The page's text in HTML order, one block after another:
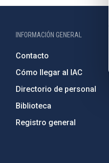
INFORMACIÓN GENERAL
Contacto
Cómo llegar al IAC
Directorio de personal
Biblioteca
Registro general